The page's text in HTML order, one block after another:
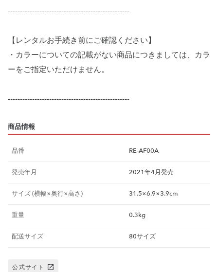
--------------------------------------------------
【レンタルお手続き前にご確認ください】
・カラーについての記載がない商品につきましては、カラ
ーをご指定いただけません。
商品情報
品番 RE-AF00A
発売年月 2021年4月発売
サイズ (横幅×奥行×高さ) 31.5×6.9×3.9cm
重量 0.3kg
配送サイズ 80サイズ
公式サイト